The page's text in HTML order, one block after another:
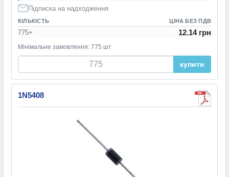
Підписка на надходження
КІЛЬКІСТЬ ЦІНА БЕЗ ПДВ
775+ 12.14 грн
Мінімальне замовлення: 775 шт
купити
1N5408